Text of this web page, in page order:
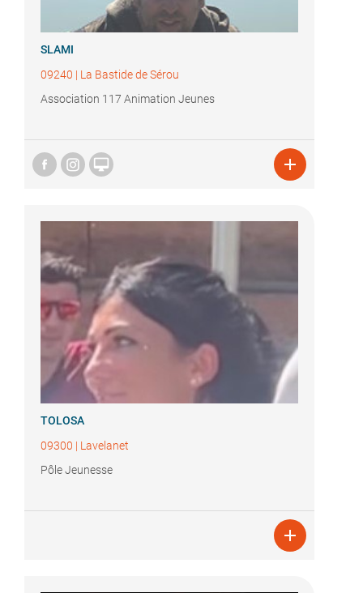
SLAMI
09240 | La Bastide de Sérou
Association 117 Animation Jeunes
 
TOLOSA
09300 | Lavelanet
Pôle Jeunesse
